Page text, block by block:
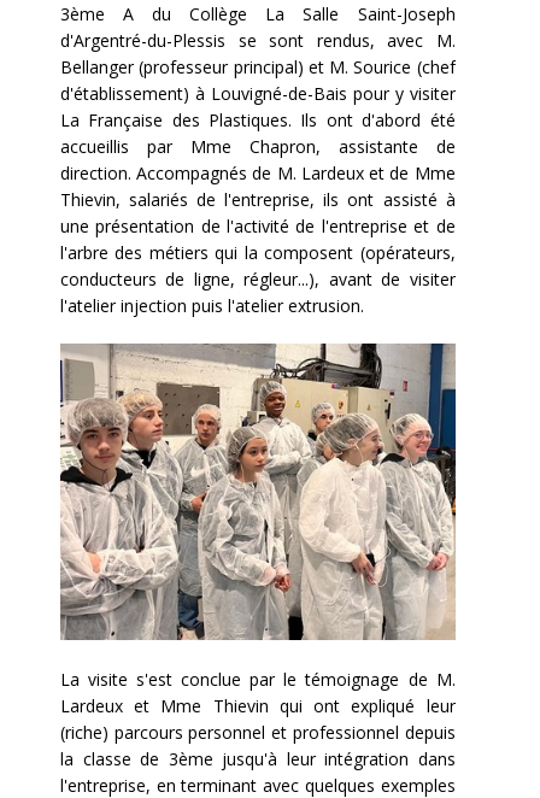
3ème A du Collège La Salle Saint-Joseph
d'Argentré-du-Plessis se sont rendus, avec M.
Bellanger (professeur principal) et M. Sourice (chef
d'établissement) à Louvigné-de-Bais pour y visiter
La Française des Plastiques. Ils ont d'abord été
accueillis par Mme Chapron, assistante de
direction. Accompagnés de M. Lardeux et de Mme
Thievin, salariés de l'entreprise, ils ont assisté à
une présentation de l'activité de l'entreprise et de
l'arbre des métiers qui la composent (opérateurs,
conducteurs de ligne, régleur...), avant de visiter
l'atelier injection puis l'atelier extrusion.
La visite s'est conclue par le témoignage de M.
Lardeux et Mme Thievin qui ont expliqué leur
(riche) parcours personnel et professionnel depuis
la classe de 3ème jusqu'à leur intégration dans
l'entreprise, en terminant avec quelques exemples